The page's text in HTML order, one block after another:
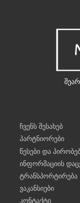
ჩვენს შესახებ
პარტნიორები
წესები და
ინფორმაციის
ტრანსპორტირება
ვაკანსიები
კონტაქტი